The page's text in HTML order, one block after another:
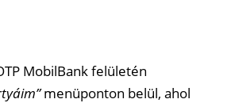
MobilBank felületén
menüponton belül, ahol